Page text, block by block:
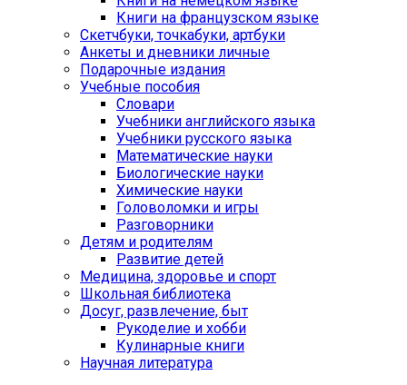
Книги на французском языке
Cкетчбуки, точкабуки, артбуки
Анкеты и дневники личные
Подарочные издания
Учебные пособия
Словари
Учебники английского языка
Учебники русского языка
Математические науки
Биологические науки
Химические науки
Головоломки и игры
Разговорники
Детям и родителям
Развитие детей
Медицина, здоровье и спорт
Школьная библиотека
Досуг, развлечение, быт
Рукоделие и хобби
Кулинарные книги
Научная литература